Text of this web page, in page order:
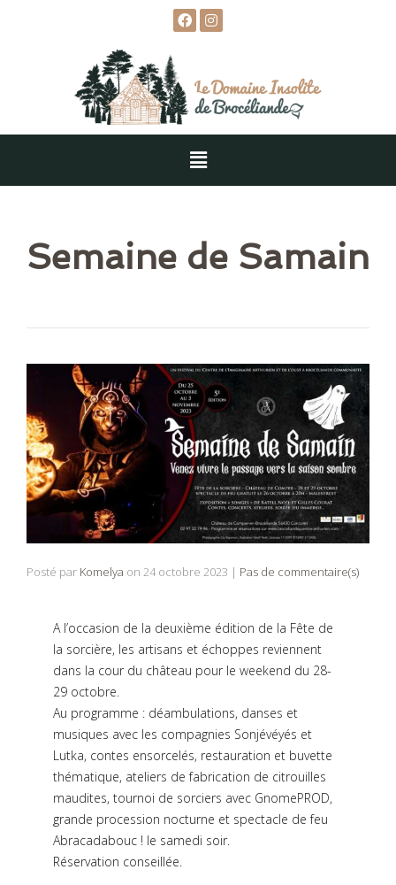
Semaine de Samain
Posté par Komelya on 24 octobre 2023 | Pas de commentaire(s)
A l’occasion de la deuxième édition de la Fête de
la sorcière, les artisans et échoppes reviennent
dans la cour du château pour le weekend du 28-
29 octobre.
Au programme : déambulations, danses et
musiques avec les compagnies Sonjévéyés et
Lutka, contes ensorcelés, restauration et buvette
thématique, ateliers de fabrication de citrouilles
maudites, tournoi de sorciers avec GnomePROD,
grande procession nocturne et spectacle de feu
Abracadabouc ! le samedi soir.
Réservation conseillée.